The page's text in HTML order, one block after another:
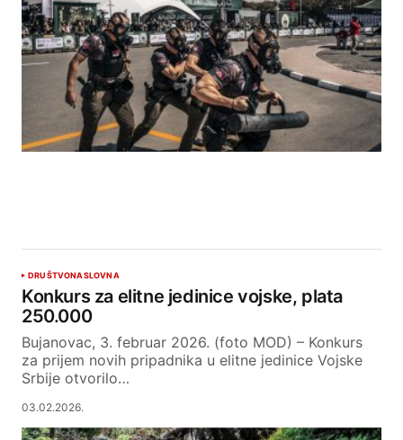
DRUŠTVONASLOVNA
Konkurs za elitne jedinice vojske, plata
250.000
Bujanovac, 3. februar 2026. (foto MOD) – Konkurs
za prijem novih pripadnika u elitne jedinice Vojske
Srbije otvorilo…
03.02.2026.